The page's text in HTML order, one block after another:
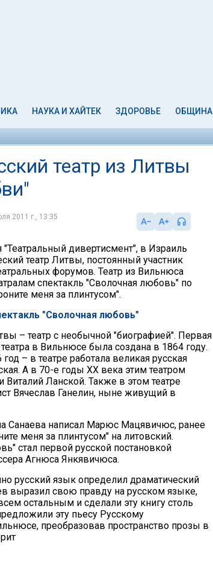
НАУКА И ХАЙТЕК ЗДОРОВЬЕ ОБЩИНА
театр из Литвы
2011 г., 13:35
дивертисмент", в Израиль
театр Литвы, постоянный участник
форумов. Театр из Вильнюса
спектакль "Сволочная любовь" по
меня за плинтусом".
"Сволочная любовь"
– театр с необычной "биографией". Первая
театра в Вильнюсе была создана в 1864 году.
– в театре работала великая русская
А в 70-е годы XX века этим театром
Ланской. Также в этом театре
Вячеслав Ганелин, ныне живущий в
Санаева написал Марюс Мацявичюс, ранее
меня за плинтусом" на литовский.
стал первой русской постановкой
Агнюса Янкявичюса.
русский язык определил драматический
выразил свою правду на русском языке,
остальным и сделали эту книгу столь
эту пьесу Русскому
преобразовав пространство прозы в